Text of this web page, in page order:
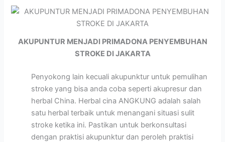
AKUPUNTUR MENJADI PRIMADONA PENYEMBUHAN
STROKE DI JAKARTA
Penyokong lain kecuali akupunktur untuk pemulihan
stroke yang bisa anda coba seperti akupresur dan
herbal China. Herbal cina ANGKUNG adalah salah
satu herbal terbaik untuk menangani situasi sulit
stroke ketika ini. Pastikan untuk berkonsultasi
dengan praktisi akupunktur dan peroleh praktisi